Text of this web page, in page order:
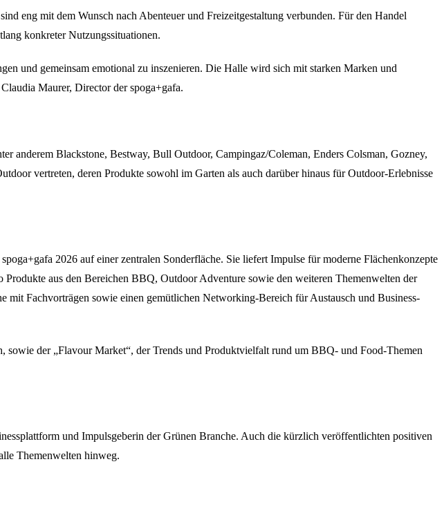
eng mit dem Wunsch nach Abenteuer und Freizeitgestaltung verbunden. Für den Handel
konkreter Nutzungssituationen.
und gemeinsam emotional zu inszenieren. Die Halle wird sich mit starken Marken und
Maurer, Director der spoga+gafa.
Blackstone, Bestway, Bull Outdoor, Campingaz/Coleman, Enders Colsman, Gozney,
vertreten, deren Produkte sowohl im Garten als auch darüber hinaus für Outdoor-Erlebnisse
2026 auf einer zentralen Sonderfläche. Sie liefert Impulse für moderne Flächenkonzepte
aus den Bereichen BBQ, Outdoor Adventure sowie den weiteren Themenwelten der
Fachvorträgen sowie einen gemütlichen Networking-Bereich für Austausch und Business-
der „Flavour Market“, der Trends und Produktvielfalt rund um BBQ- und Food-Themen
und Impulsgeberin der Grünen Branche. Auch die kürzlich veröffentlichten positiven
Themenwelten hinweg.